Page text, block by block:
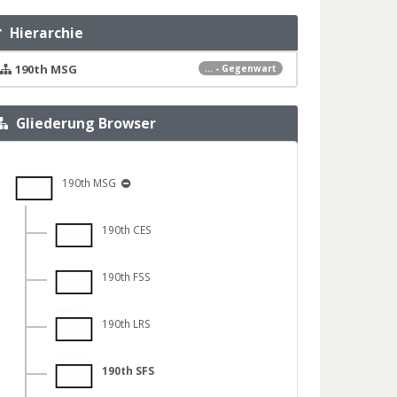
Hierarchie
... - Gegenwart
190th MSG
Gliederung Browser
190th MSG
190th CES
190th FSS
190th LRS
190th SFS